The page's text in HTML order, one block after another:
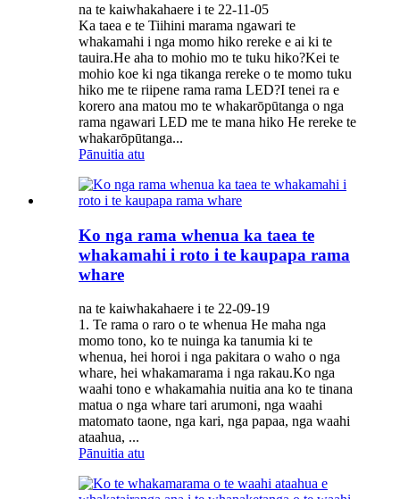
na te kaiwhakahaere i te 22-11-05
Ka taea e te Tiihini marama ngawari te
whakamahi i nga momo hiko rereke e ai ki te
tauira.He aha to mohio mo te tuku hiko?Kei te
mohio koe ki nga tikanga rereke o te momo tuku
hiko me te riipene rama rama LED?I tenei ra e
korero ana matou mo te whakarōpūtanga o nga
rama ngawari LED me te mana hiko He rereke te
whakarōpūtanga...
Pānuitia atu
Ko nga rama whenua ka taea te
whakamahi i roto i te kaupapa rama
whare
na te kaiwhakahaere i te 22-09-19
1. Te rama o raro o te whenua He maha nga
momo tono, ko te nuinga ka tanumia ki te
whenua, hei horoi i nga pakitara o waho o nga
whare, hei whakamarama i nga rakau.Ko nga
waahi tono e whakamahia nuitia ana ko te tinana
matua o nga whare tari arumoni, nga waahi
matomato taone, nga kari, nga papaa, nga waahi
ataahua, ...
Pānuitia atu